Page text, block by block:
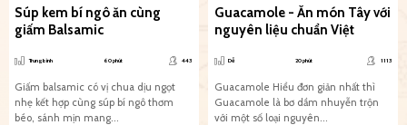
Súp kem bí ngô ăn cùng
giấm Balsamic
Trung bình 60 phút 443
Giấm balsamic có vị chua dịu ngọt
nhẹ kết hợp cùng súp bí ngô thơm
béo, sánh mịn mang...
Guacamole - Ăn món Tây với
nguyên liệu chuẩn Việt
Dễ 20 phút 1113
Guacamole Hiểu đơn giản nhất thì
Guacamole là bơ dầm nhuyễn trộn
với một số loại nguyên...